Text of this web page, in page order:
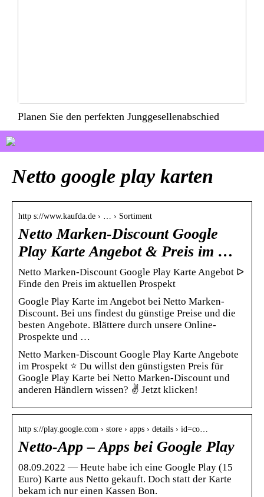
Planen Sie den perfekten Junggesellenabschied
Netto google play karten
http s://www.kaufda.de › … › Sortiment
Netto Marken-Discount Google
Play Karte Angebot & Preis im …
Netto Marken-Discount Google Play Karte Angebot ᐅ
Finde den Preis im aktuellen Prospekt
Google Play Karte im Angebot bei Netto Marken-
Discount. Bei uns findest du günstige Preise und die
besten Angebote. Blättere durch unsere Online-
Prospekte und …
Netto Marken-Discount Google Play Karte Angebote
im Prospekt ⭐ Du willst den günstigsten Preis für
Google Play Karte bei Netto Marken-Discount und
anderen Händlern wissen? ✌ Jetzt klicken!
http s://play.google.com › store › apps › details › id=co…
Netto-App – Apps bei Google Play
08.09.2022 — Heute habe ich eine Google Play (15
Euro) Karte aus Netto gekauft. Doch statt der Karte
bekam ich nur einen Kassen Bon.